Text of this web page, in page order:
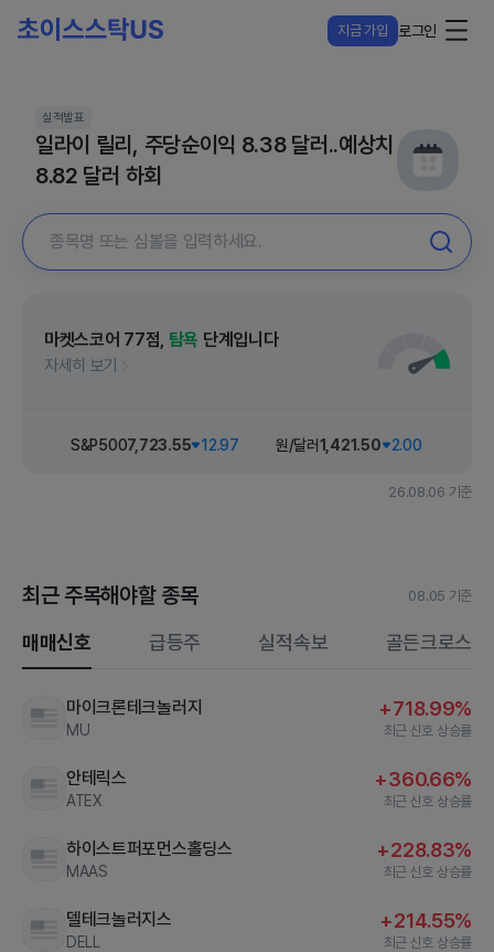
지금 가입 로그인
실적발표
일라이 릴리, 주당순이익 8.38 달러..예상치
8.82 달러 하회
마켓스코어 77점, 탐욕 단계입니다
자세히 보기
S&P5007,723.55 12.97 원/달러1,421.50 2.00
26.08.06 기준
최근 주목해야할 종목
매매신호
08.05 기준
급등주 실적속보 골든크로스
마이크론테크놀러지
MU
+718.99%
최근 신호 상승률
안테릭스
ATEX
+360.66%
최근 신호 상승률
하이스트퍼포먼스홀딩스
MAAS
+228.83%
최근 신호 상승률
델테크놀러지스
DELL
+214.55%
최근 신호 상승률